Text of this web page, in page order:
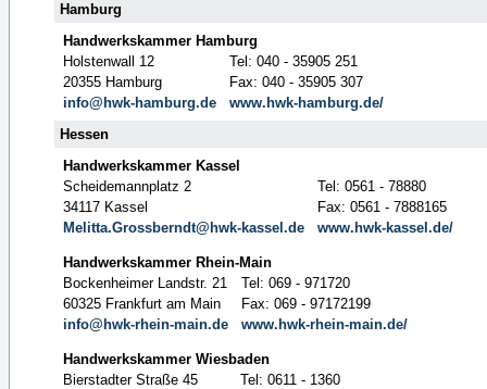
Hamburg
Handwerkskammer Hamburg
Holstenwall 12
Tel: 040 - 35905 251
20355 Hamburg
Fax: 040 - 35905 307
info@hwk-hamburg.de
www.hwk-hamburg.de/
Hessen
Handwerkskammer Kassel
Scheidemannplatz 2
Tel: 0561 - 78880
34117 Kassel
Fax: 0561 - 7888165
Melitta.Grossberndt@hwk-kassel.de
www.hwk-kassel.de/
Handwerkskammer Rhein-Main
Bockenheimer Landstr. 21
Tel: 069 - 971720
60325 Frankfurt am Main
Fax: 069 - 97172199
info@hwk-rhein-main.de
www.hwk-rhein-main.de/
Handwerkskammer Wiesbaden
Bierstadter Straße 45
Tel: 0611 - 1360